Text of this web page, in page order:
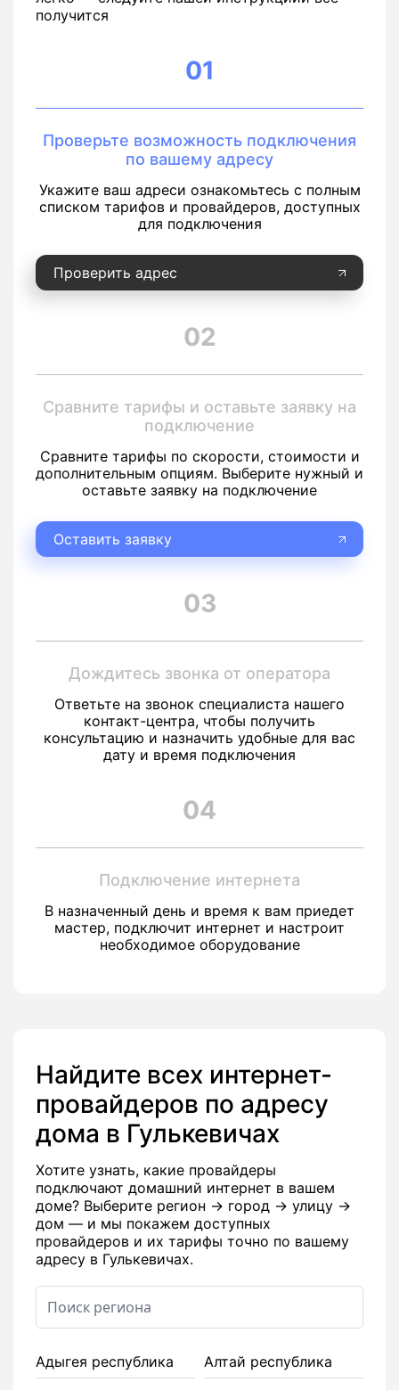
получится
01
Проверьте возможность подключения
по вашему адресу
Укажите ваш адреси ознакомьтесь с полным
списком тарифов и провайдеров, доступных
для подключения
Проверить адрес
02
Сравните тарифы и оставьте заявку на
подключение
Сравните тарифы по скорости, стоимости и
дополнительным опциям. Выберите нужный и
оставьте заявку на подключение
Оставить заявку
03
Дождитесь звонка от оператора
Ответьте на звонок специалиста нашего
контакт-центра, чтобы получить
консультацию и назначить удобные для вас
дату и время подключения
04
Подключение интернета
В назначенный день и время к вам приедет
мастер, подключит интернет и настроит
необходимое оборудование
Найдите всех интернет-
провайдеров по адресу
дома в Гулькевичах
Хотите узнать, какие провайдеры
подключают домашний интернет в вашем
доме? Выберите регион → город → улицу →
дом — и мы покажем доступных
провайдеров и их тарифы точно по вашему
адресу в Гулькевичах.
Адыгея республика Алтай республика